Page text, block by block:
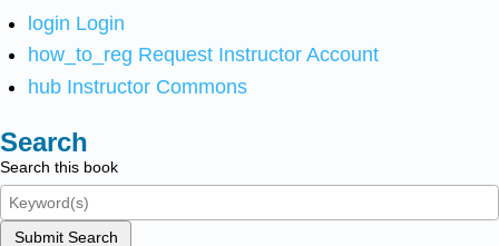
login Login
how_to_reg Request Instructor Account
hub Instructor Commons
Search
Search this book
Submit Search